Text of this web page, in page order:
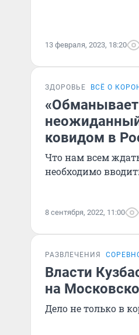
13 февраля, 2023, 18:20
ЗДОРОВЬЕ ВСЁ О
«Обманывает
ковидом в
Что нам всем
необходимо
8 сентября, 2022, 11:00
РАЗВЛЕЧЕНИЯ
Власти
на
Дело не только в